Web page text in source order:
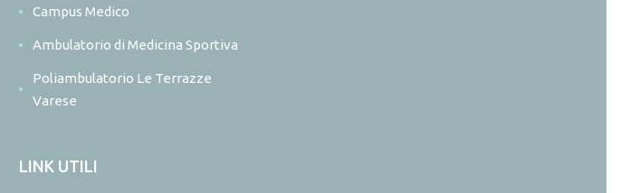
Campus Medico
Ambulatorio di Medicina Sportiva
Poliambulatorio Le Terrazze
Varese
LINK UTILI